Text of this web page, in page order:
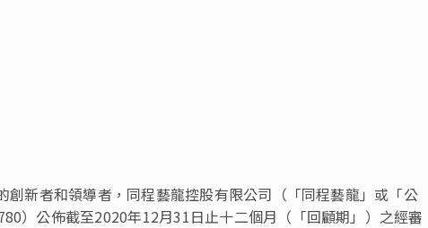
新者和領導者，同程藝龍控股有限公司（「同程藝龍」或「公
）公佈截至2020年12月31日止十二個月（「回顧期」）之經審